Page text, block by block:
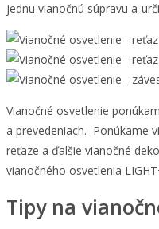
jednuvianočnú súpravu a
Vianočné osvetlenie
a prevedeniach. Ponúkame
reťaze a ďalšie vianočné
vianočného osvetlenia
Tipy na